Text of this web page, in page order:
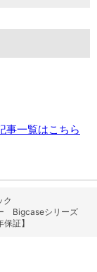
事一覧はこちら
ク
Bigcaseシリーズ
証】